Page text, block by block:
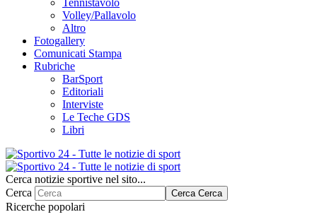
Tennistavolo
Volley/Pallavolo
Altro
Fotogallery
Comunicati Stampa
Rubriche
BarSport
Editoriali
Interviste
Le Teche GDS
Libri
Cerca notizie sportive nel sito...
Cerca
Cerca Cerca
Ricerche popolari